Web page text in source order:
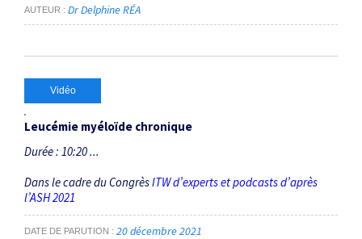
AUTEUR Dr Delphine RÉA
Vidéo
Leucémie myéloïde chronique
Durée : 10:20 ...
Dans le cadre du CongrèsITW d’experts et podcasts d’après
l’ASH 2021
DATE DE PARUTION 20 décembre 2021